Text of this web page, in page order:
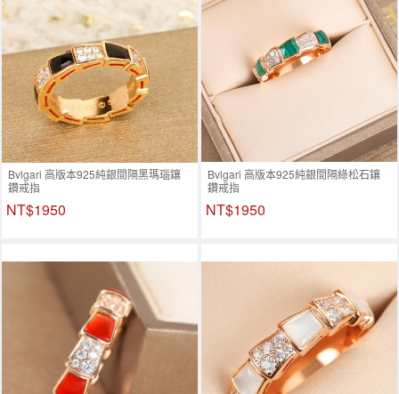
Bvlgari 高版本925純銀間隔黑瑪瑙鑲
鑽戒指
NT$1950
Bvlgari 高版本925純銀間隔綠松石鑲
鑽戒指
NT$1950